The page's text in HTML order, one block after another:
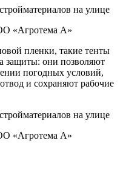
«Агротема А»
пленки, такие тенты
защиты: они позволяют
погодных условий,
и сохраняют рабочие
«Агротема А»